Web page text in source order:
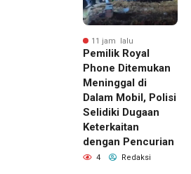
11 jam lalu
Pemilik Royal
Phone Ditemukan
Meninggal di
Dalam Mobil, Polisi
Selidiki Dugaan
Keterkaitan
dengan Pencurian
4 Redaksi